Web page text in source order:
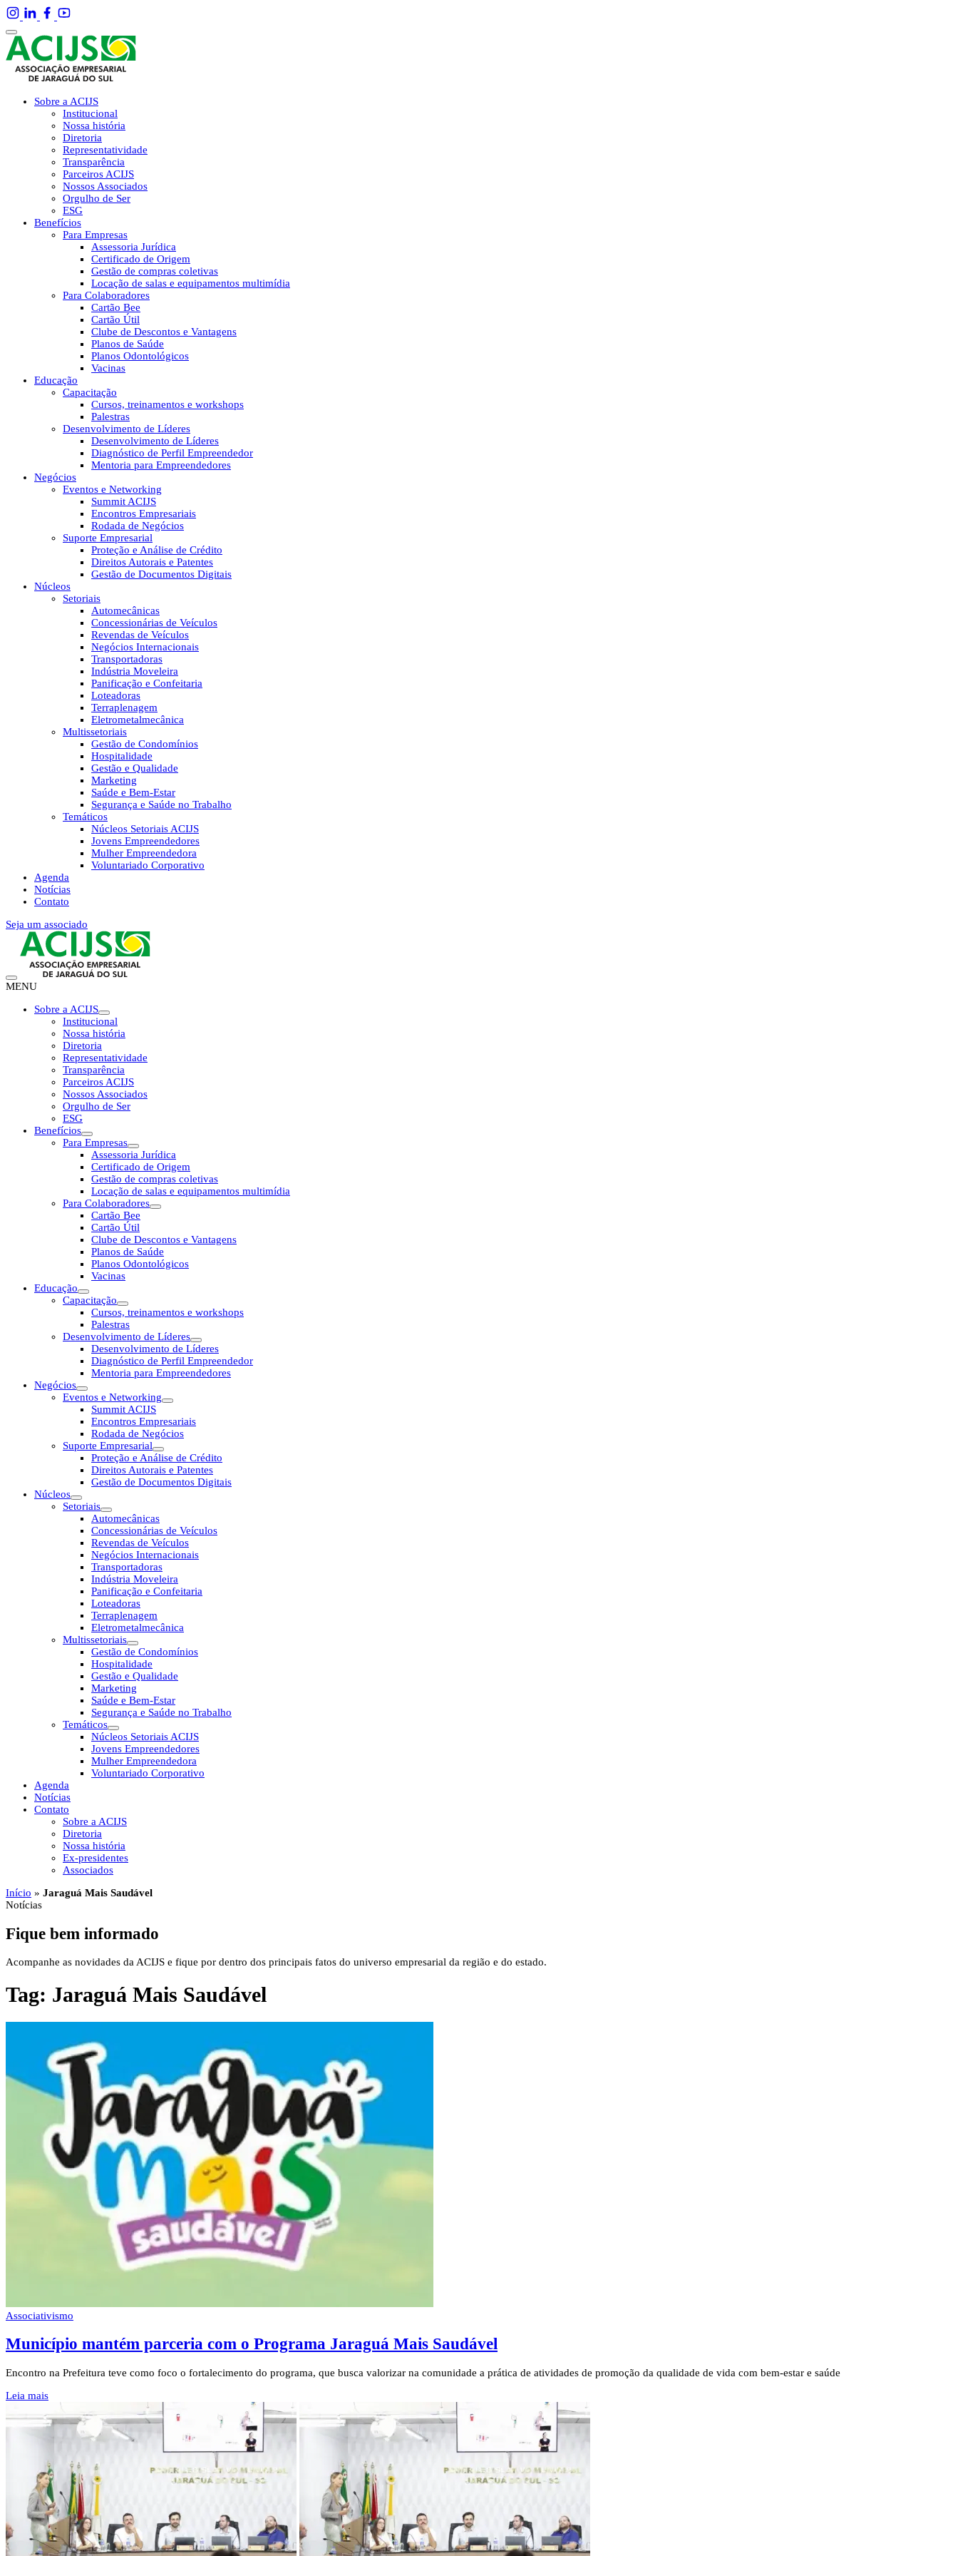
Sobre a ACIJS
Institucional
Nossa história
Diretoria
Representatividade
Transparência
Parceiros ACIJS
Nossos Associados
Orgulho de Ser
ESG
Benefícios
Para Empresas
Assessoria Jurídica
Certificado de Origem
Gestão de compras coletivas
Locação de salas e equipamentos multimídia
Para Colaboradores
Cartão Bee
Cartão Útil
Clube de Descontos e Vantagens
Planos de Saúde
Planos Odontológicos
Vacinas
Educação
Capacitação
Cursos, treinamentos e workshops
Palestras
Desenvolvimento de Líderes
Desenvolvimento de Líderes
Diagnóstico de Perfil Empreendedor
Mentoria para Empreendedores
Negócios
Eventos e Networking
Summit ACIJS
Encontros Empresariais
Rodada de Negócios
Suporte Empresarial
Proteção e Análise de Crédito
Direitos Autorais e Patentes
Gestão de Documentos Digitais
Núcleos
Setoriais
Automecânicas
Concessionárias de Veículos
Revendas de Veículos
Negócios Internacionais
Transportadoras
Indústria Moveleira
Panificação e Confeitaria
Loteadoras
Terraplenagem
Eletrometalmecânica
Multissetoriais
Gestão de Condomínios
Hospitalidade
Gestão e Qualidade
Marketing
Saúde e Bem-Estar
Segurança e Saúde no Trabalho
Temáticos
Núcleos Setoriais ACIJS
Jovens Empreendedores
Mulher Empreendedora
Voluntariado Corporativo
Agenda
Notícias
Contato
Seja um associado
MENU
Sobre a ACIJS
Institucional
Nossa história
Diretoria
Representatividade
Transparência
Parceiros ACIJS
Nossos Associados
Orgulho de Ser
ESG
Benefícios
Para Empresas
Assessoria Jurídica
Certificado de Origem
Gestão de compras coletivas
Locação de salas e equipamentos multimídia
Para Colaboradores
Cartão Bee
Cartão Útil
Clube de Descontos e Vantagens
Planos de Saúde
Planos Odontológicos
Vacinas
Educação
Capacitação
Cursos, treinamentos e workshops
Palestras
Desenvolvimento de Líderes
Desenvolvimento de Líderes
Diagnóstico de Perfil Empreendedor
Mentoria para Empreendedores
Negócios
Eventos e Networking
Summit ACIJS
Encontros Empresariais
Rodada de Negócios
Suporte Empresarial
Proteção e Análise de Crédito
Direitos Autorais e Patentes
Gestão de Documentos Digitais
Núcleos
Setoriais
Automecânicas
Concessionárias de Veículos
Revendas de Veículos
Negócios Internacionais
Transportadoras
Indústria Moveleira
Panificação e Confeitaria
Loteadoras
Terraplenagem
Eletrometalmecânica
Multissetoriais
Gestão de Condomínios
Hospitalidade
Gestão e Qualidade
Marketing
Saúde e Bem-Estar
Segurança e Saúde no Trabalho
Temáticos
Núcleos Setoriais ACIJS
Jovens Empreendedores
Mulher Empreendedora
Voluntariado Corporativo
Agenda
Notícias
Contato
Sobre a ACIJS
Diretoria
Nossa história
Ex-presidentes
Associados
Início » Jaraguá Mais Saudável
Notícias
Fique bem informado
Acompanhe as novidades da ACIJS e fique por dentro dos principais fatos do universo empresarial da região e do estado.
Tag: Jaraguá Mais Saudável
Associativismo
Município mantém parceria com o Programa Jaraguá Mais Saudável
Encontro na Prefeitura teve como foco o fortalecimento do programa, que busca valorizar na comunidade a prática de atividades de promoção da qualidade de vida com bem-estar e saúde
Leia mais